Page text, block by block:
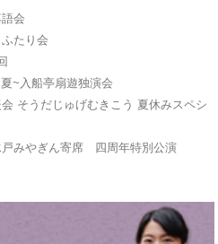
会
たり会
~入船亭扇遊独演会
そうだじゅげむきこう 夏休みスペシ
みやぎん寄席 四周年特別公演